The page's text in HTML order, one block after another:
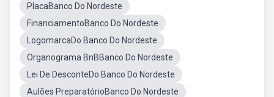
PlacaBanco Do Nordeste
FinanciamentoBanco Do Nordeste
LogomarcaDo Banco Do Nordeste
Organograma BnBBanco Do Nordeste
Lei De DesconteDo Banco Do Nordeste
Aulões PreparatórioBanco Do Nordeste